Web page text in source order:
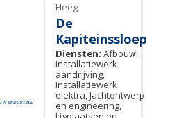
Heeg
De
Kapiteinssloep
Diensten: Afbouw,
Installatiewerk
aandrijving,
Installatiewerk
elektra, Jachtontwerp
en engineering,